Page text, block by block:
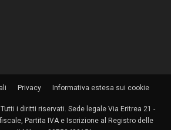
Privacy Informativa estesa sui cookie
i diritti riservati. Sede legale Via Eritrea 21 -
Partita IVA e Iscrizione al Registro delle